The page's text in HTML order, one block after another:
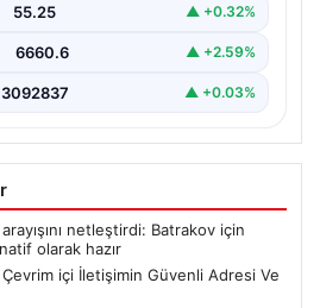
55.25 ▲ +0.32%
6660.6 ▲ +2.59%
3092837 ▲ +0.03%
netleştirdi: Batrakov için
olarak hazır
içi İletişimin Güvenli Adresi Ve